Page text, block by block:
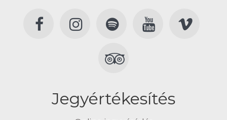
Jegyértékesítés